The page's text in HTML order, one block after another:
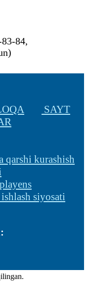
84,
SAYT
kurashish
siyosati